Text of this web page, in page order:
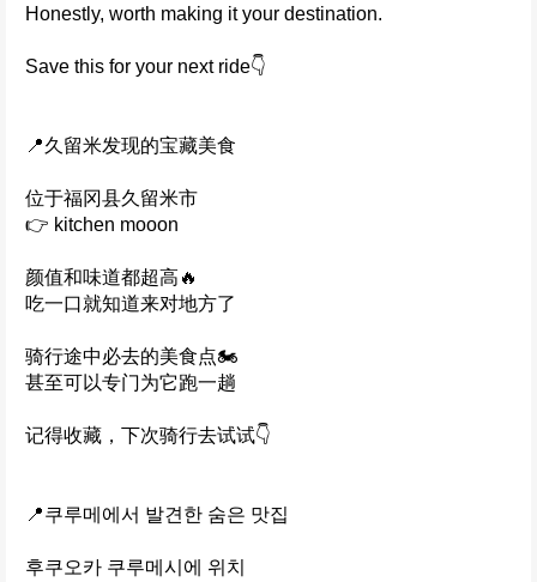
Honestly, worth making it your destination.
Save this for your next ride👇
📍久留米发现的宝藏美食
位于福冈县久留米市
👉 kitchen mooon
颜值和味道都超高🔥
吃一口就知道来对地方了
骑行途中必去的美食点🏍️
甚至可以专门为它跑一趟
记得收藏，下次骑行去试试👇
📍쿠루메에서 발견한 숨은 맛집
후쿠오카 쿠루메시에 위치